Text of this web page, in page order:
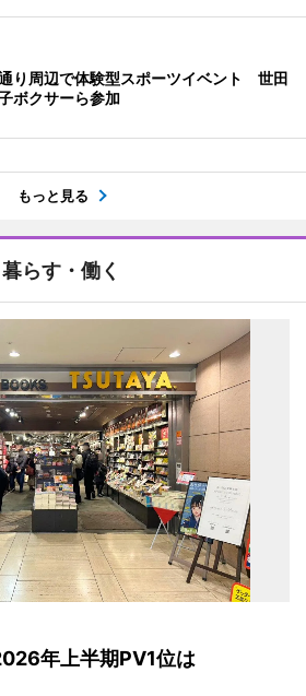
り周辺で体験型スポーツイベント 世田
ボクサーら参加
もっと見る
暮らす・働く
年上半期PV1位は